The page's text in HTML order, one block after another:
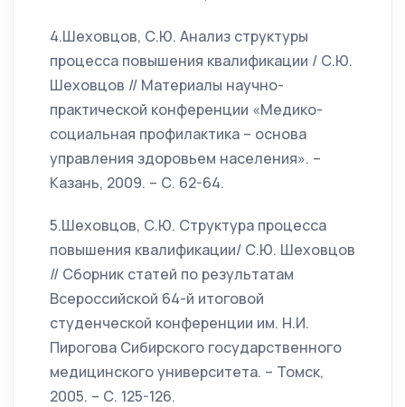
4.Шеховцов, С.Ю. Анализ структуры
процесса повышения квалификации / С.Ю.
Шеховцов // Материалы научно-
практической конференции «Медико-
социальная профилактика – основа
управления здоровьем населения». –
Казань, 2009. – С. 62-64.
5.Шеховцов, С.Ю. Структура процесса
повышения квалификации/ С.Ю. Шеховцов
// Сборник статей по результатам
Всероссийской 64-й итоговой
студенческой конференции им. Н.И.
Пирогова Сибирского государственного
медицинского университета. – Томск,
2005. – С. 125-126.